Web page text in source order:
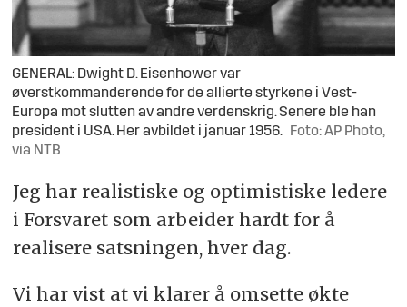
GENERAL: Dwight D. Eisenhower var
øverstkommanderende for de allierte styrkene i Vest-
Europa mot slutten av andre verdenskrig. Senere ble han
president i USA. Her avbildet i januar 1956.
Foto: AP Photo,
via NTB
Jeg har realistiske og optimistiske ledere
i Forsvaret som arbeider hardt for å
realisere satsningen, hver dag.
Vi har vist at vi klarer å omsette økte